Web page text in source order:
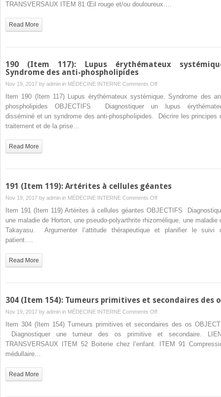
TRANSVERSAUX ITEM 81 Œil rouge et/ou douloureux….
Read More
190 (Item 117): Lupus érythémateux
Syndrome des anti-phospholipides
Nov 19, 2017 by admin in MÉDECINE INTERNE Comments Offon
(Item
117):
Item 190 (Item 117) Lupus érythémateux systémique. Syndrome des
phospholipides OBJECTIFS Diagnostiquer un lupus
disséminé et un syndrome des anti-phospholipides. Décrire les principes
traitement et de la prise…
Read More
191 (Item 119): Artérites à cellules géantes
Nov 19, 2017 by admin in MÉDECINE INTERNE Comments Offon
191
(Item
119):
Item 191 (Item 119) Artérites à cellules géantes OBJECTIFS
une maladie de Horton, une pseudo-polyarthrite rhizomélique, une maladie
Takayasu. Argumenter l’attitude thérapeutique et planifier le suivi
patient….
Read More
304 (Item 154): Tumeurs primitives et secondaires des
Nov 19, 2017 by admin in MÉDECINE INTERNE Comments Offon
304
(Item
154):
Item 304 (Item 154) Tumeurs primitives et secondaires des os
Diagnostiquer une tumeur des os primitive et secondaire.
TRANSVERSAUX ITEM 52 Boiterie chez l’enfant. ITEM 91
médullaire…
Read More